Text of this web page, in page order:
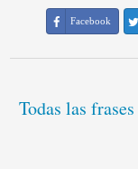
Facebook
Todas las